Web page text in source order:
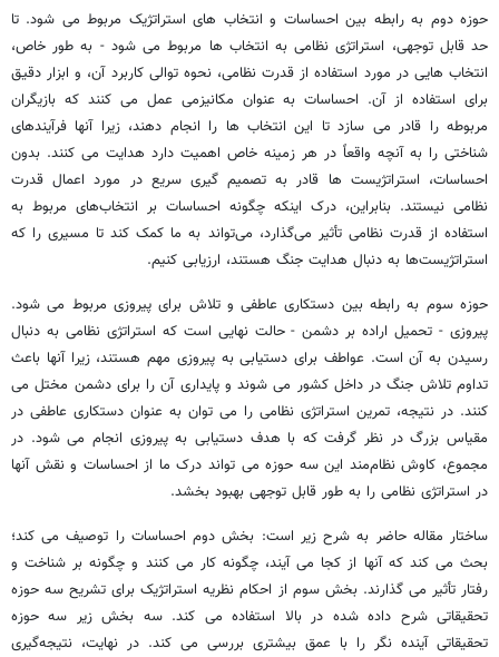
حوزه دوم به رابطه بین احساسات و انتخاب های استراتژیک مربوط می شود. تا
حد قابل توجهی، استراتژی نظامی به انتخاب ها مربوط می شود - به طور خاص،
انتخاب هایی در مورد استفاده از قدرت نظامی، نحوه توالی کاربرد آن، و ابزار دقیق
برای استفاده از آن. احساسات به عنوان مکانیزمی عمل می کنند که بازیگران
مربوطه را قادر می سازد تا این انتخاب ها را انجام دهند، زیرا آنها فرآیندهای
شناختی را به آنچه واقعاً در هر زمینه خاص اهمیت دارد هدایت می کنند. بدون
احساسات، استراتژیست ها قادر به تصمیم گیری سریع در مورد اعمال قدرت
نظامی نیستند. بنابراین، درک اینکه چگونه احساسات بر انتخاب‌های مربوط به
استفاده از قدرت نظامی تأثیر می‌گذارد، می‌تواند به ما کمک کند تا مسیری را که
استراتژیست‌ها به دنبال هدایت جنگ هستند، ارزیابی کنیم.
حوزه سوم به رابطه بین دستکاری عاطفی و تلاش برای پیروزی مربوط می شود.
پیروزی - تحمیل اراده بر دشمن - حالت نهایی است که استراتژی نظامی به دنبال
رسیدن به آن است. عواطف برای دستیابی به پیروزی مهم هستند، زیرا آنها باعث
تداوم تلاش جنگ در داخل کشور می شوند و پایداری آن را برای دشمن مختل می
کنند. در نتیجه، تمرین استراتژی نظامی را می توان به عنوان دستکاری عاطفی در
مقیاس بزرگ در نظر گرفت که با هدف دستیابی به پیروزی انجام می شود. در
مجموع، کاوش نظام‌مند این سه حوزه می تواند درک ما از احساسات و نقش آنها
در استراتژی نظامی را به طور قابل توجهی بهبود بخشد.
ساختار مقاله حاضر به شرح زیر است: بخش دوم احساسات را توصیف می کند؛
بحث می کند که آنها از کجا می آیند، چگونه کار می کنند و چگونه بر شناخت و
رفتار تأثیر می گذارند. بخش سوم از احکام نظریه استراتژیک برای تشریح سه حوزه
تحقیقاتی شرح داده شده در بالا استفاده می کند. سه بخش زیر سه حوزه
تحقیقاتی آینده نگر را با عمق بیشتری بررسی می کند. در نهایت، نتیجه‌گیری